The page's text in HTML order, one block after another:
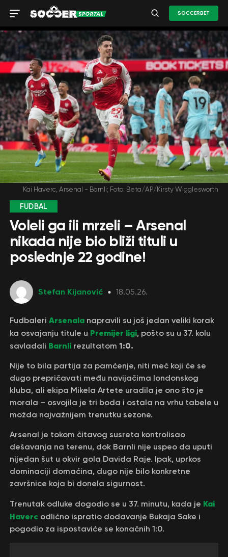
SOCCERBET
Kai Haverc, Arsenal - Barnli; Foto: Beta/AP/Kirsty Wigglesworth
FUDBAL
Voleli ga ili mrzeli – Arsenal
nikada nije bio bliži tituli u
poslednje 22 godine!
Stefan Kijanović 18.05.26.
Fudbaleri Arsenala napravili su još jedan veliki korak
ka osvajanju titule u Premijer ligi, pošto su u 37. kolu
savladali Barnli rezultatom 1:0.
Nije to bila partija za pamćenje, niti meč koji će se
dugo prepričavati među navijačima londonskog
kluba, ali ekipa Mikela Artete uradila je ono što je
morala – osvojila je tri boda i ostala na vrhu tabele u
možda najvažnijem trenutku sezone.
Arsenal je tokom čitavog susreta kontrolisao
dešavanja na terenu, dok Barnli nije uspeo da uputi
nijedan šut u okvir gola Davida Raje. Ipak, uprkos
dominaciji domaćina, dugo nije bilo konkretne
završnice koja bi donela sigurnost.
Trenutak odluke dogodio se u 37. minutu, kada je Kai
Haverc odlično ispratio dodavanje Bukaja Sake i
pogodio za ispostaviće se konačnih 1:0.